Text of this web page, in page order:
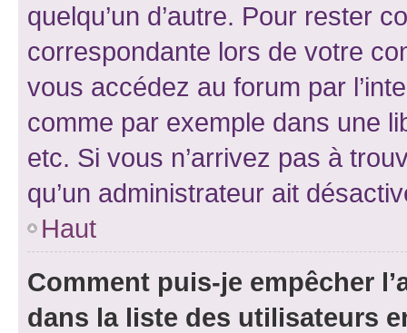
quelqu’un d’autre. Pour rester
correspondante lors de votre
vous accédez au forum par
comme par exemple dans une
etc. Si vous n’arrivez pas à
qu’un administrateur ait
Haut
Comment puis-je empêcher
dans la liste des utilisateurs